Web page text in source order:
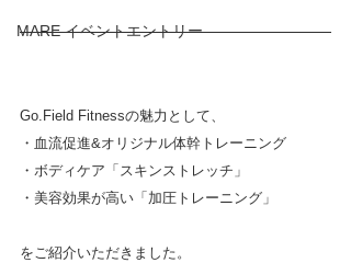
MARE イベントエントリー
Go.Field Fitnessの魅力として、
・血流促進&オリジナル体幹トレーニング
・ボディケア「スキンストレッチ」
・美容効果が高い「加圧トレーニング」
をご紹介いただきました。